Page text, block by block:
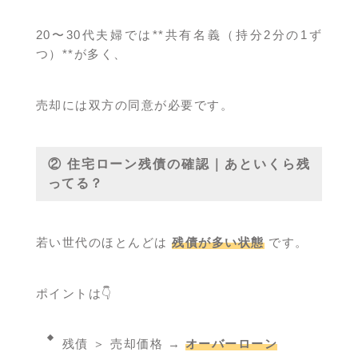
20〜30代夫婦では**共有名義（持分2分の1ず
つ）**が多く、
売却には双方の同意が必要です。
② 住宅ローン残債の確認｜あといくら残
ってる？
若い世代のほとんどは残債が多い状態です。
ポイントは👇
残債 ＞ 売却価格 → オーバーローン